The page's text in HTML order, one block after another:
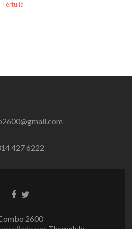
Tertulia
427 6222
EnlaceEnlace
2600